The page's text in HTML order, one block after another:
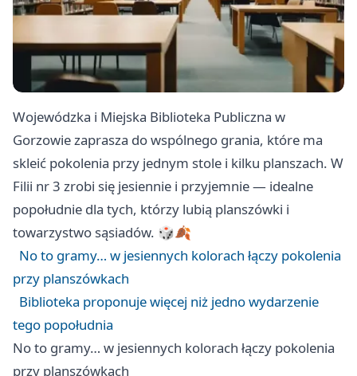
Wojewódzka i Miejska Biblioteka Publiczna w
Gorzowie zaprasza do wspólnego grania, które ma
skleić pokolenia przy jednym stole i kilku planszach. W
Filii nr 3 zrobi się jesiennie i przyjemnie — idealne
popołudnie dla tych, którzy lubią planszówki i
towarzystwo sąsiadów. 🎲🍂
No to gramy… w jesiennych kolorach łączy pokolenia
przy planszówkach
Biblioteka proponuje więcej niż jedno wydarzenie
tego popołudnia
No to gramy… w jesiennych kolorach łączy pokolenia
przy planszówkach